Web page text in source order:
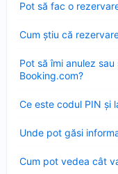
Pot să fac o
închis
Cum ştiu că
închis
Pot să îmi anulez
Booking.com?
închis
Ce este codul PIN şi
închis
Unde pot găsi
închis
Cum pot vedea cât
închis